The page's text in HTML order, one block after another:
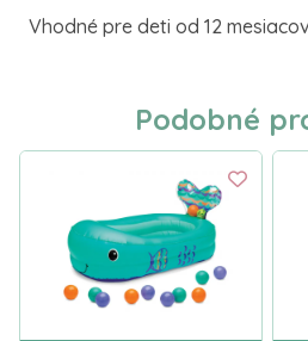
Vhodné pre deti od 12
Podobné